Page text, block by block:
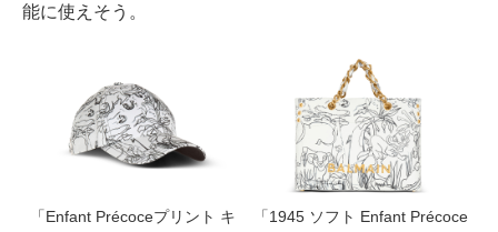
能に使えそう。
「Enfant Précoceプリント キ
「1945 ソフト Enfant Précoce